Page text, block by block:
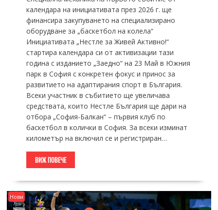
календара на инициативата през 2026 г. ще
финансира закупуването на специализирано
оборудване за „баскетбол на колела“
Инициативата „Нестле за Живей Активно!“
стартира календара си от активизации тази
година с изданието „Заедно“ на 23 Май в Южния
парк в София с конкретен фокус и принос за
развитието на адаптирания спорт в България.
Всеки участник в събитието ще увеличава
средствата, които Нестле България ще дари на
отбора „София-Балкан“ – първия клуб по
баскетбол в колички в София. За всеки изминат
километър на включил се и регистриран…
ВИЖ ПОВЕЧЕ
Нови